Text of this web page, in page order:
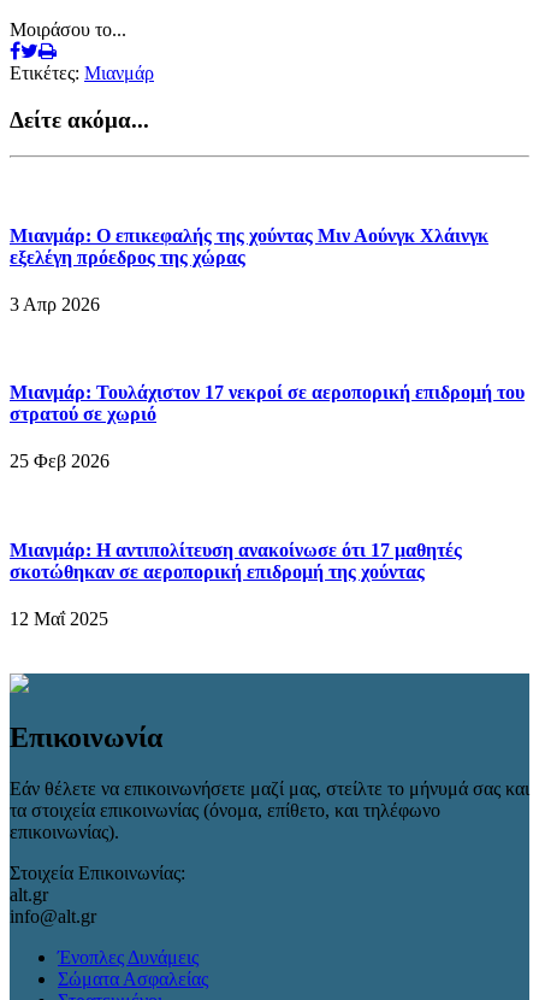
Μοιράσου το...
Ετικέτες: Μιανμάρ
Δείτε ακόμα...
Μιανμάρ: Ο επικεφαλής της χούντας Μιν Αούνγκ Χλάινγκ
εξελέγη πρόεδρος της χώρας
3 Απρ 2026
Μιανμάρ: Τουλάχιστον 17 νεκροί σε αεροπορική επιδρομή του
στρατού σε χωριό
25 Φεβ 2026
Μιανμάρ: Η αντιπολίτευση ανακοίνωσε ότι 17 μαθητές
σκοτώθηκαν σε αεροπορική επιδρομή της χούντας
12 Μαΐ 2025
Επικοινωνία
Εάν θέλετε να επικοινωνήσετε μαζί μας, στείλτε το μήνυμά σας και
τα στοιχεία επικοινωνίας (όνομα, επίθετο, και τηλέφωνο
επικοινωνίας).
Στοιχεία Επικοινωνίας:
alt.gr
info@alt.gr
Ένοπλες Δυνάμεις
Σώματα Ασφαλείας